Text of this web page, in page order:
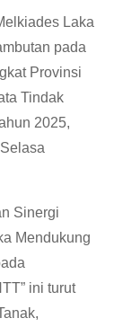
Laka
pada
Provinsi
Tindak
2025,
Sinergi
Mendukung
ini turut